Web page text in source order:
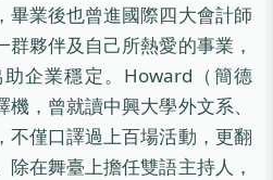
畢業後也曾進國際四大會計師
夥伴及自己所熱愛的事業，
企業穩定。Howard（簡德
，曾就讀中興大學外文系、
不僅口譯過上百場活動，更翻
在舞臺上擔任雙語主持人，